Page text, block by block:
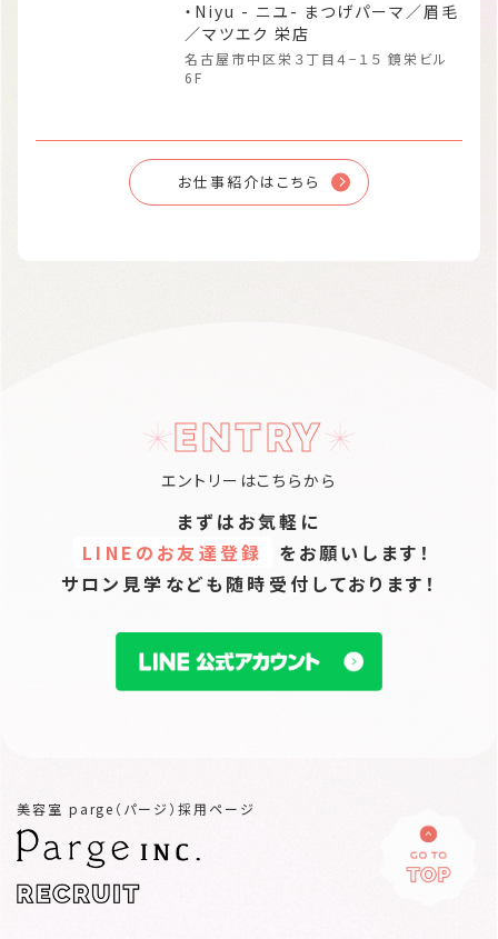
・Niyu - ニユ- まつげパーマ／眉毛
／マツエク 栄店
名古屋市中区栄３丁目４−１５ 鏡栄ビル
6F
お仕事紹介はこちら
ENTRY
エントリーはこちらから
まずはお気軽に
LINEのお友達登録
をお願いします！
サロン見学なども随時受付しております！
美容室 parge（パージ）採用ページ